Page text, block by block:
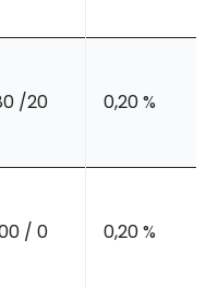
/20 0,20 %
/ 0 0,20 %